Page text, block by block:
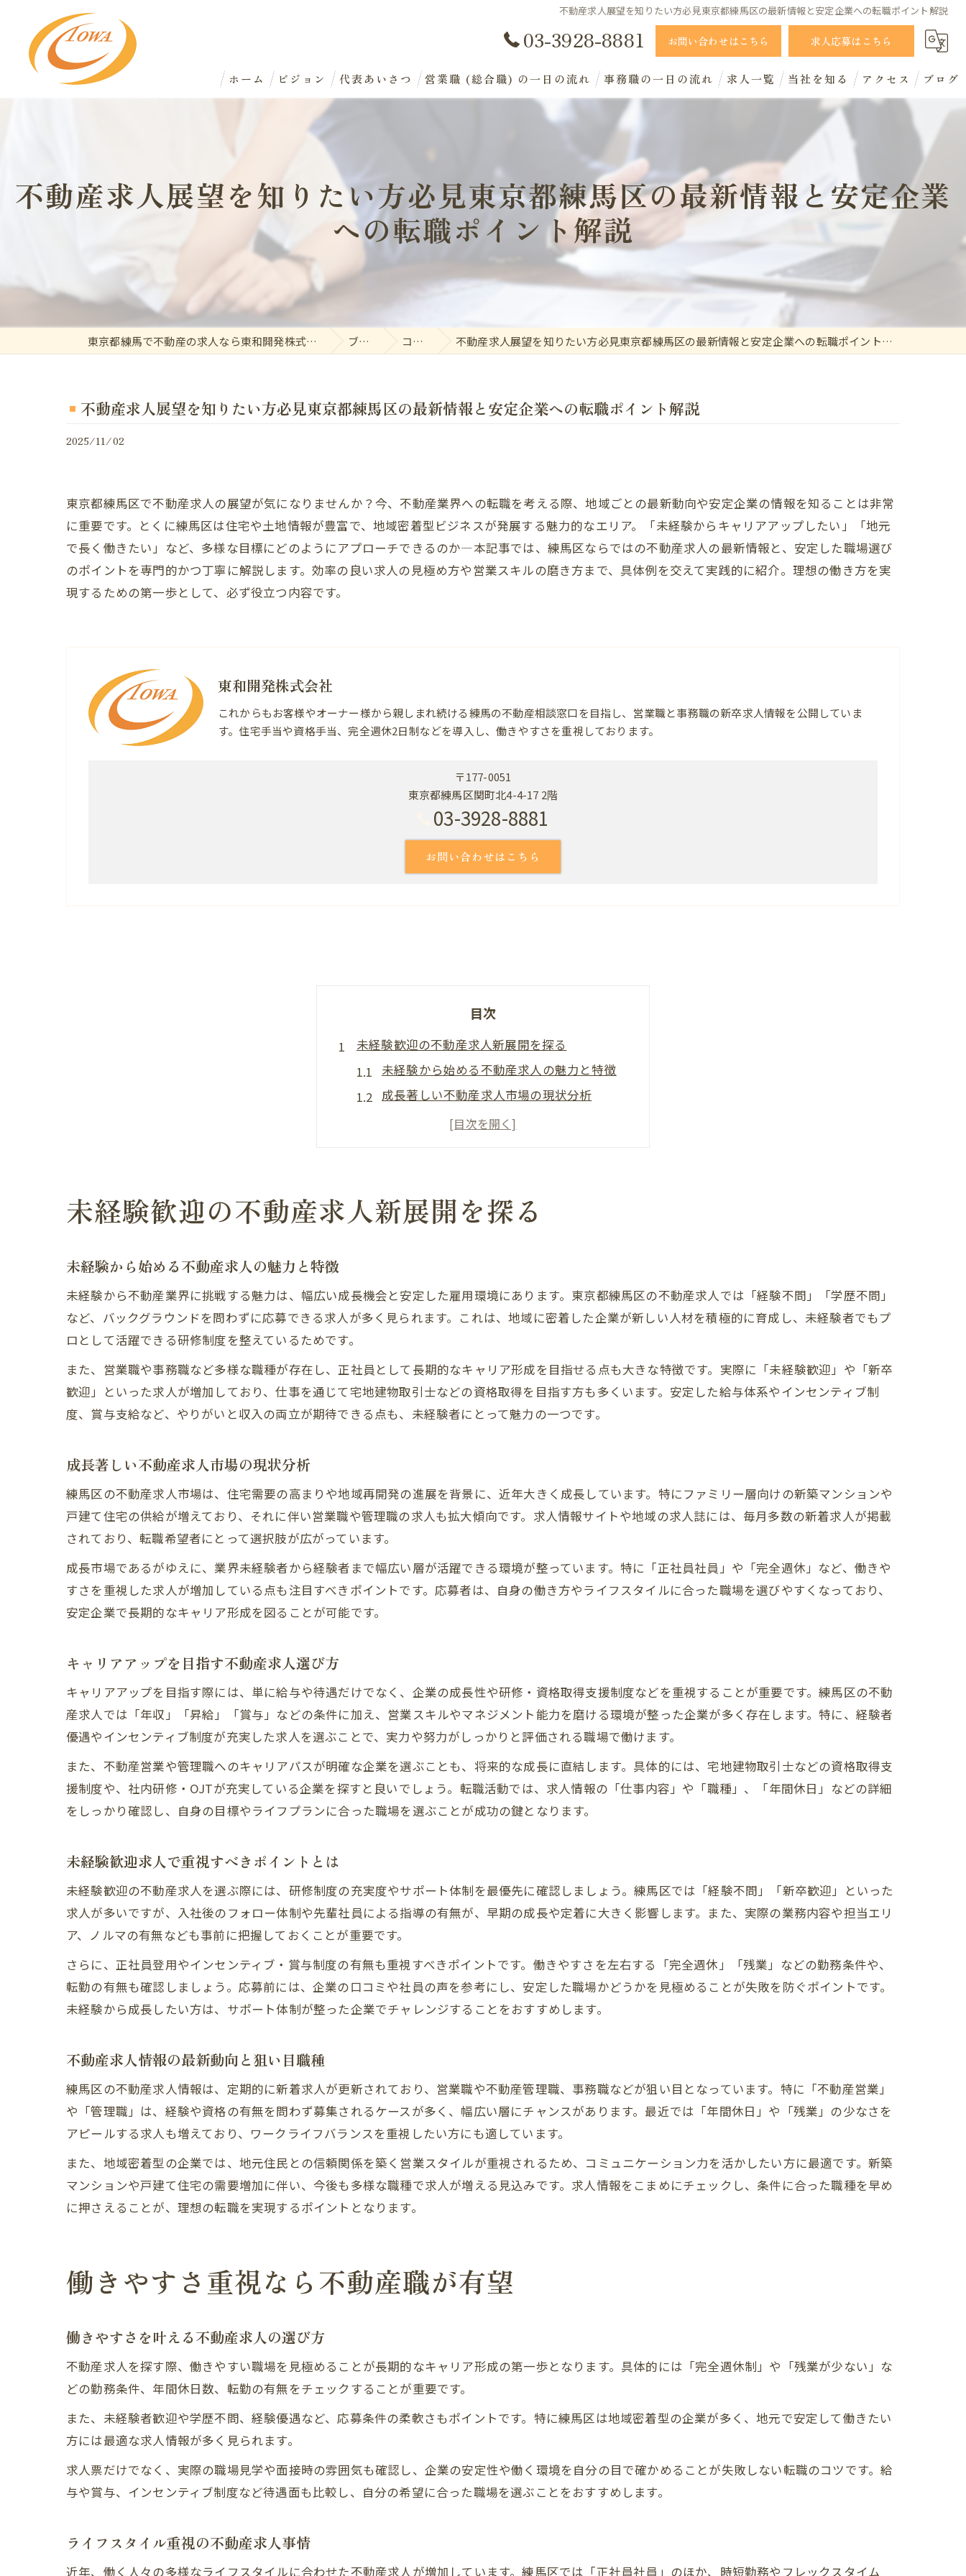
不動産求人展望を知りたい方必見東京都練馬区の最新情報と安定企業への転職ポイント解説
03-3928-8881 お問い合わせはこちら 求人応募はこちら
ホーム ビジョン 代表あいさつ 営業職 (総合職) の一日の流れ 事務職の一日の流れ 求人一覧 当社を知る
新卒
事務職
完全週休2日制
働きやすさ
アクセス ブログ
コラム
不動産求人展望を知りたい方必見東京都練馬区の最新情報と安定企業
への転職ポイント解説
東京都練馬で不動産の求人なら東和開発株式会社 ブログ コラム 不動産求人展望を知りたい方必見東京都練馬区の最新情報と安定企業への転職ポイント解説
不動産求人展望を知りたい方必見東京都練馬区の最新情報と安定企業への転職ポイント解説
2025/11/02
東京都練馬区で不動産求人の展望が気になりませんか？今、不動産業界への転職を考える際、地域ごとの最新動向や安定企業の情報を知ることは非常
に重要です。とくに練馬区は住宅や土地情報が豊富で、地域密着型ビジネスが発展する魅力的なエリア。「未経験からキャリアアップしたい」「地元
で長く働きたい」など、多様な目標にどのようにアプローチできるのか―本記事では、練馬区ならではの不動産求人の最新情報と、安定した職場選び
のポイントを専門的かつ丁寧に解説します。効率の良い求人の見極め方や営業スキルの磨き方まで、具体例を交えて実践的に紹介。理想の働き方を実
現するための第一歩として、必ず役立つ内容です。
東和開発株式会社
これからもお客様やオーナー様から親しまれ続ける練馬の不動産相談窓口を目指し、営業職と事務職の新卒求人情報を公開していま
す。住宅手当や資格手当、完全週休2日制などを導入し、働きやすさを重視しております。
〒177-0051
東京都練馬区関町北4-4-17 2階
03-3928-8881
お問い合わせはこちら
目次
未経験歓迎の不動産求人新展開を探る
未経験から始める不動産求人の魅力と特徴
成長著しい不動産求人市場の現状分析
キャリアアップを目指す不動産求人選び方
働きやすさ重視なら不動産職が有望
働きやすさを叶える不動産求人の選び方
働きやすい職場環境の不動産求人の特徴
不動産求人で注目したい労働条件の比較
不動産求人で正社員を目指す転職術
転職成功に必要な不動産求人の探し方
正社員採用に有利な不動産求人の特徴
営業未経験でも安心な挑戦ポイントとは
営業未経験者歓迎の不動産求人の魅力
未経験でも挑戦できる不動産求人の特徴
不動産求人で求められる営業スキルとは
未経験から営業職へ転身する成功ポイント
地域密着型不動産求人で安定勤務を実現
長期就業が叶う不動産求人の選び方
転勤なし求人で得られる働く安心感
不動産求人で地元に根ざしたキャリア形成
安定企業で叶える理想のキャリアパス
安定企業で働く魅力と不動産求人の特徴
安心して働ける不動産求人の見極め方
未経験歓迎の不動産求人新展開を探る
未経験から始める不動産求人の魅力と特徴
未経験から不動産業界に挑戦する魅力は、幅広い成長機会と安定した雇用環境にあります。東京都練馬区の不動産求人では「経験不問」「学歴不問」
など、バックグラウンドを問わずに応募できる求人が多く見られます。これは、地域に密着した企業が新しい人材を積極的に育成し、未経験者でもプ
ロとして活躍できる研修制度を整えているためです。
また、営業職や事務職など多様な職種が存在し、正社員として長期的なキャリア形成を目指せる点も大きな特徴です。実際に「未経験歓迎」や「新卒
歓迎」といった求人が増加しており、仕事を通じて宅地建物取引士などの資格取得を目指す方も多くいます。安定した給与体系やインセンティブ制
度、賞与支給など、やりがいと収入の両立が期待できる点も、未経験者にとって魅力の一つです。
成長著しい不動産求人市場の現状分析
練馬区の不動産求人市場は、住宅需要の高まりや地域再開発の進展を背景に、近年大きく成長しています。特にファミリー層向けの新築マンションや
戸建て住宅の供給が増えており、それに伴い営業職や管理職の求人も拡大傾向です。求人情報サイトや地域の求人誌には、毎月多数の新着求人が掲載
されており、転職希望者にとって選択肢が広がっています。
成長市場であるがゆえに、業界未経験者から経験者まで幅広い層が活躍できる環境が整っています。特に「正社員社員」や「完全週休」など、働きや
すさを重視した求人が増加している点も注目すべきポイントです。応募者は、自身の働き方やライフスタイルに合った職場を選びやすくなっており、
安定企業で長期的なキャリア形成を図ることが可能です。
キャリアアップを目指す不動産求人選び方
キャリアアップを目指す際には、単に給与や待遇だけでなく、企業の成長性や研修・資格取得支援制度などを重視することが重要です。練馬区の不動
産求人では「年収」「昇給」「賞与」などの条件に加え、営業スキルやマネジメント能力を磨ける環境が整った企業が多く存在します。特に、経験者
優遇やインセンティブ制度が充実した求人を選ぶことで、実力や努力がしっかりと評価される職場で働けます。
また、不動産営業や管理職へのキャリアパスが明確な企業を選ぶことも、将来的な成長に直結します。具体的には、宅地建物取引士などの資格取得支
援制度や、社内研修・OJTが充実している企業を探すと良いでしょう。転職活動では、求人情報の「仕事内容」や「職種」、「年間休日」などの詳細
をしっかり確認し、自身の目標やライフプランに合った職場を選ぶことが成功の鍵となります。
未経験歓迎求人で重視すべきポイントとは
未経験歓迎の不動産求人を選ぶ際には、研修制度の充実度やサポート体制を最優先に確認しましょう。練馬区では「経験不問」「新卒歓迎」といった
求人が多いですが、入社後のフォロー体制や先輩社員による指導の有無が、早期の成長や定着に大きく影響します。また、実際の業務内容や担当エリ
ア、ノルマの有無なども事前に把握しておくことが重要です。
さらに、正社員登用やインセンティブ・賞与制度の有無も重視すべきポイントです。働きやすさを左右する「完全週休」「残業」などの勤務条件や、
転勤の有無も確認しましょう。応募前には、企業の口コミや社員の声を参考にし、安定した職場かどうかを見極めることが失敗を防ぐポイントです。
未経験から成長したい方は、サポート体制が整った企業でチャレンジすることをおすすめします。
不動産求人情報の最新動向と狙い目職種
練馬区の不動産求人情報は、定期的に新着求人が更新されており、営業職や不動産管理職、事務職などが狙い目となっています。特に「不動産営業」
や「管理職」は、経験や資格の有無を問わず募集されるケースが多く、幅広い層にチャンスがあります。最近では「年間休日」や「残業」の少なさを
アピールする求人も増えており、ワークライフバランスを重視したい方にも適しています。
また、地域密着型の企業では、地元住民との信頼関係を築く営業スタイルが重視されるため、コミュニケーション力を活かしたい方に最適です。新築
マンションや戸建て住宅の需要増加に伴い、今後も多様な職種で求人が増える見込みです。求人情報をこまめにチェックし、条件に合った職種を早め
に押さえることが、理想の転職を実現するポイントとなります。
働きやすさ重視なら不動産職が有望
働きやすさを叶える不動産求人の選び方
不動産求人を探す際、働きやすい職場を見極めることが長期的なキャリア形成の第一歩となります。具体的には「完全週休制」や「残業が少ない」な
どの勤務条件、年間休日数、転勤の有無をチェックすることが重要です。
また、未経験者歓迎や学歴不問、経験優遇など、応募条件の柔軟さもポイントです。特に練馬区は地域密着型の企業が多く、地元で安定して働きたい
方には最適な求人情報が多く見られます。
求人票だけでなく、実際の職場見学や面接時の雰囲気も確認し、企業の安定性や働く環境を自分の目で確かめることが失敗しない転職のコツです。給
与や賞与、インセンティブ制度など待遇面も比較し、自分の希望に合った職場を選ぶことをおすすめします。
ライフスタイル重視の不動産求人事情
近年、働く人々の多様なライフスタイルに合わせた不動産求人が増加しています。練馬区では「正社員社員」のほか、時短勤務やフレックスタイム